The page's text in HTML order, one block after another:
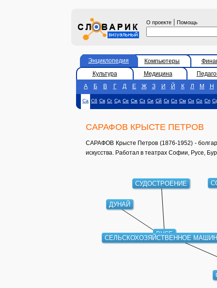
О проекте | Помощь
Энциклопедия Компьютеры
Культура
Медицина
А
Б В Г Д Е Ж З И Й К Л М Н
Са Сб Св Сг Сд Се Сж Сз Си Сй Ск Сл См Сн Со Сп
САРАФОВ КРЫСТЕ ПЕТРОВ
САРАФОВ Крысте Петров (1876-1952) -
искусства. Работал в театрах Софии, Русе,
РУСЕ
СЕЛЬСКОХОЗЯЙСТВЕННОЕ
ДУНАЙ
СУДОСТРОЕНИЕ